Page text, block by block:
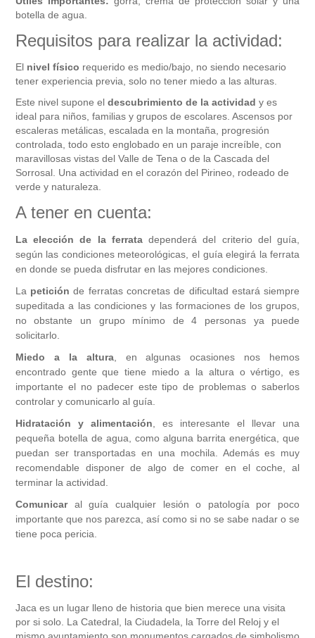
botella de agua.
Requisitos para realizar la actividad:
El nivel físico requerido es medio/bajo, no siendo necesario
tener experiencia previa, solo no tener miedo a las alturas.
Este nivel supone el descubrimiento de la actividad y es
ideal para niños, familias y grupos de escolares. Ascensos por
escaleras metálicas, escalada en la montaña, progresión
controlada, todo esto englobado en un paraje increíble, con
maravillosas vistas del Valle de Tena o de la Cascada del
Sorrosal. Una actividad en el corazón del Pirineo, rodeado de
verde y naturaleza.
A tener en cuenta:
La elección de la ferratadependerá del criterio del guía,
según las condiciones meteorológicas, el guía elegirá la ferrata
en donde se pueda disfrutar en las mejores condiciones.
La petición de ferratas concretas de dificultad estará siempre
supeditada a las condiciones y las formaciones de los grupos,
no obstante un grupo mínimo de 4 personas ya puede
solicitarlo.
Miedo a la altura, en algunas ocasiones nos hemos
encontrado gente que tiene miedo a la altura o vértigo, es
importante el no padecer este tipo de problemas o saberlos
controlar y comunicarlo al guía.
Hidratación y alimentación , es interesante el llevar una
pequeña botella de agua, como alguna barrita energética, que
puedan ser transportadas en una mochila. Además es muy
recomendable disponer de algo de comer en el coche, al
terminar la actividad.
Comunicaral guía cualquier lesión o patología por poco
importante que nos parezca, así como si no se sabe nadar o se
tiene poca pericia.
El destino:
Jaca es un lugar lleno de historia que bien merece una visita
por si solo. La Catedral, la Ciudadela, la Torre del Reloj y el